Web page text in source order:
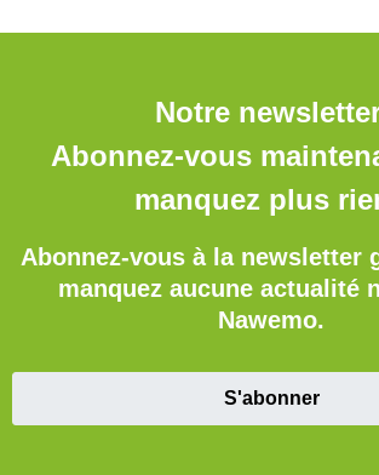
Notre
Abonnez-vous
manquez plus
Abonnez-vous à la newsletter
manquez aucune actualité
Nawemo.
S'abonner